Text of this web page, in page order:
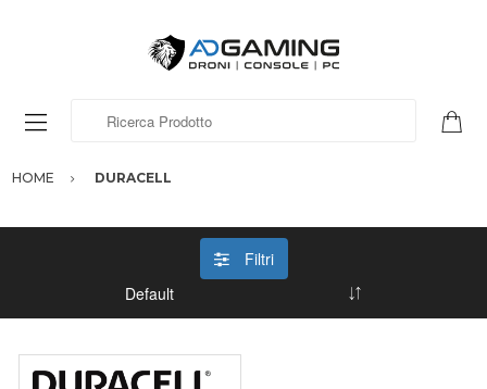
HOME DURACELL
Filtri